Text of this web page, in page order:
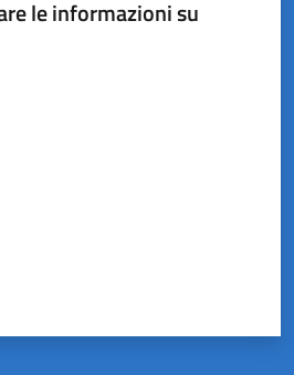
le informazioni su